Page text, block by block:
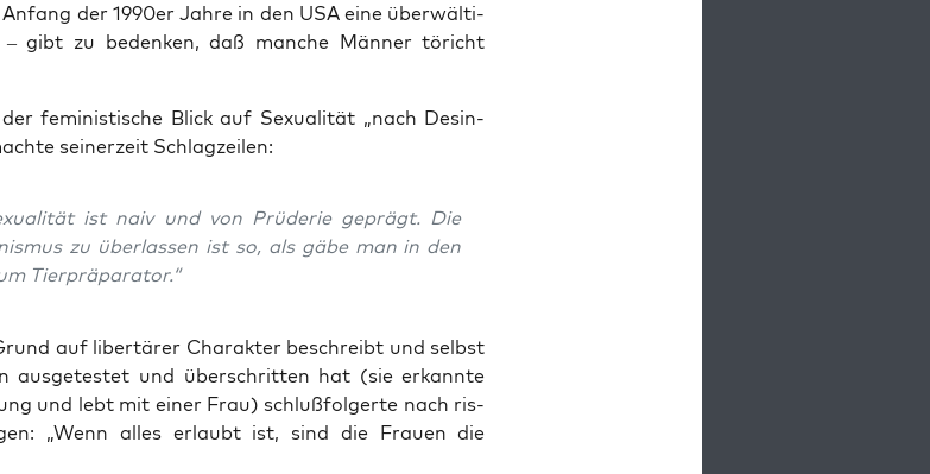
der 1990er Jah­re in den USA eine über­wäl­ti­
gibt zu beden­ken, daß man­che Män­ner töricht
femi­nis­ti­sche Blick auf Sexua­li­tät „nach Des­in­
sei­ner­zeit Schlagzeilen:
ist naiv und von Prü­de­rie geprägt. Die
zu über­las­sen ist so, als gäbe man in den
Tierpräparator.“
auf liber­tä­rer Cha­rak­ter beschreibt und selbst
aus­ge­tes­tet und über­schrit­ten hat (sie erkann­te
und lebt mit einer Frau) schluß­fol­ger­te nach ris­
„Wenn alles erlaubt ist, sind die Frau­en die